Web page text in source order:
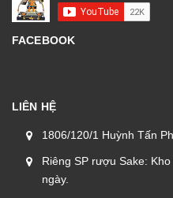
FACEBOOK
LIÊN HỆ
1806/120/1 Huỳnh Tấn
Riêng SP rượu Sake:
ngày.